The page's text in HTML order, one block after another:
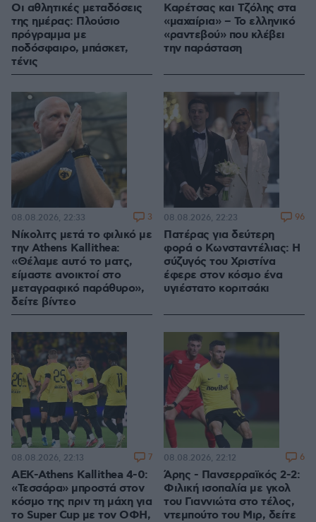
Οι αθλητικές μεταδόσεις
της ημέρας: Πλούσιο
πρόγραμμα με
ποδόσφαιρο, μπάσκετ,
τένις
Καρέτσας και Τζόλης στα
«μαχαίρια» – Το ελληνικό
«ραντεβού» που κλέβει
την παράσταση
Νίκολιτς μετά το φιλικό με
την Athens Kallithea:
«Θέλαμε αυτό το ματς,
είμαστε ανοικτοί στο
μεταγραφικό παράθυρο»,
δείτε βίντεο
08.08.2026, 22:33 3
Πατέρας για δεύτερη
φορά ο Κωνσταντέλιας: Η
σύζυγός του Χριστίνα
έφερε στον κόσμο ένα
υγιέστατο κοριτσάκι
08.08.2026, 22:23 96
ΑΕΚ-Athens Kallithea 4-0:
«Τεσσάρα» μπροστά στον
κόσμο της πριν τη μάχη για
το Super Cup με τον ΟΦΗ,
08.08.2026, 22:13 7
Άρης - Πανσερραϊκός 2-2:
Φιλική ισοπαλία με γκολ
του Γιαννιώτα στο τέλος,
ντεμπούτο του Μιρ, δείτε
08.08.2026, 22:12 6